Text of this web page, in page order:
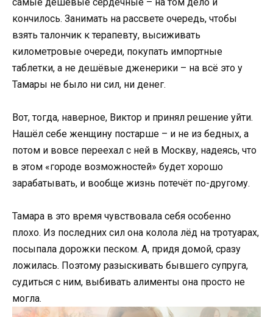
кончилось. Занимать на рассвете очередь, чтобы
взять талончик к терапевту, высиживать
километровые очереди, покупать импортные
таблетки, а не дешёвые дженерики – на всё это у
Тамары не было ни сил, ни денег.
Вот, тогда, наверное, Виктор и принял решение уйти.
Нашёл себе женщину постарше – и не из бедных, а
потом и вовсе переехал с ней в Москву, надеясь, что
в этом «городе возможностей» будет хорошо
зарабатывать, и вообще жизнь потечёт по-другому.
Тамара в это время чувствовала себя особенно
плохо. Из последних сил она колола лёд на тротуарах,
посыпала дорожки песком. А, придя домой, сразу
ложилась. Поэтому разыскивать бывшего супруга,
судиться с ним, выбивать алименты она просто не
могла.